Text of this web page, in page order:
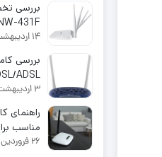
بررسی
431F
14 اردیبهشت 1404
بررسی
پرسرعت
3 اردیبهشت 1404
راهنمای
مناسب
در سال 2025
26 فروردین 1404